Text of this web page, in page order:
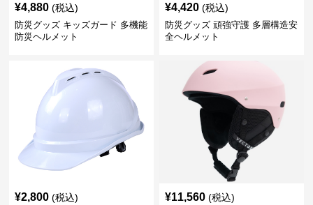
¥4,880 (税込)
防災グッズ キッズガード 多機能
防災ヘルメット
¥4,420 (税込)
防災グッズ 頑強守護 多層構造安
全ヘルメット
¥2,800 (税込) ¥11,560 (税込)